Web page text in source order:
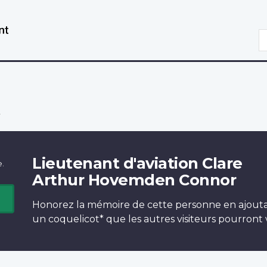
Lieutenant d'aviation Clare
Arthur Hovemden Connor
Honorez la mémoire de cette personne en
un coquelicot* que les autres visiteurs pourront